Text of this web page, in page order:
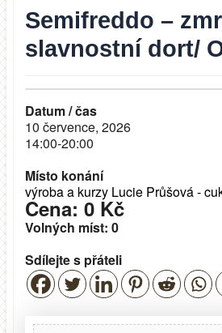
Semifreddo –
slavnostní dort/
Datum / čas
10 července, 2026
14:00-20:00
Místo konání
výroba a kurzy Lucie Průšová -
Cena: 0 Kč
Volných míst: 0
Sdílejte s přáteli